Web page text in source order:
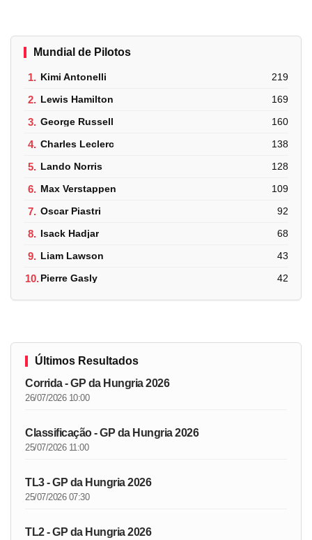
Mundial de Pilotos
1. Kimi Antonelli 219
2. Lewis Hamilton 169
3. George Russell 160
4. Charles Leclerc 138
5. Lando Norris 128
6. Max Verstappen 109
7. Oscar Piastri 92
8. Isack Hadjar 68
9. Liam Lawson 43
10.Pierre Gasly 42
Últimos Resultados
Corrida - GP da Hungria 2026
26/07/2026 10:00
Classificação - GP da Hungria 2026
25/07/2026 11:00
TL3 - GP da Hungria 2026
25/07/2026 07:30
TL2 - GP da Hungria 2026